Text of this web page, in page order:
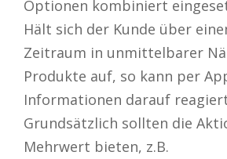
Optionen kombiniert
Hält sich der Kunde über
Zeitraum in unmittelbarer
Produkte auf, so kann per
Informationen darauf
Grundsätzlich sollten die
Mehrwert bieten, z.B.